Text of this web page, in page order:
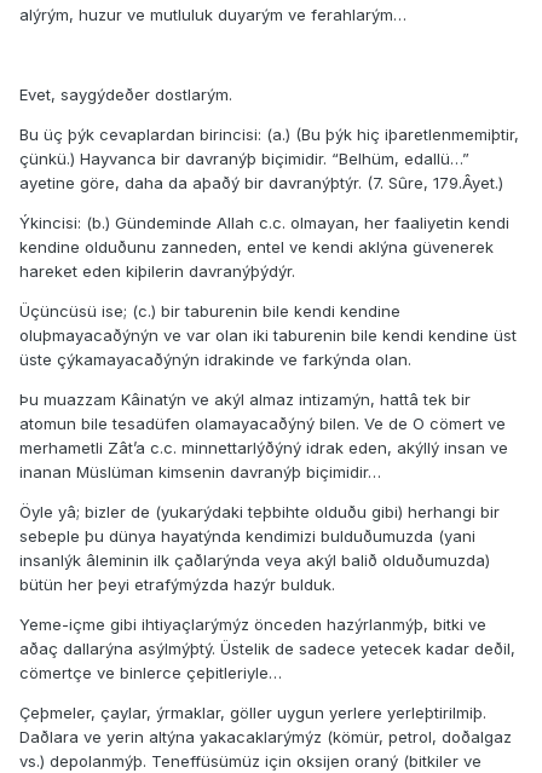
alýrým, huzur ve mutluluk duyarým ve ferahlarým…
Evet, saygýdeðer dostlarým.
Bu üç þýk cevaplardan birincisi: (a.) (Bu þýk hiç iþaretlenmemiþtir,
çünkü.) Hayvanca bir davranýþ biçimidir. “Belhüm, edallü…”
ayetine göre, daha da aþaðý bir davranýþtýr. (7. Sûre, 179.Âyet.)
Ýkincisi: (b.) Gündeminde Allah c.c. olmayan, her faaliyetin kendi
kendine olduðunu zanneden, entel ve kendi aklýna güvenerek
hareket eden kiþilerin davranýþýdýr.
Üçüncüsü ise; (c.) bir taburenin bile kendi kendine
oluþmayacaðýnýn ve var olan iki taburenin bile kendi kendine üst
üste çýkamayacaðýnýn idrakinde ve farkýnda olan.
Þu muazzam Kâinatýn ve akýl almaz intizamýn, hattâ tek bir
atomun bile tesadüfen olamayacaðýný bilen. Ve de O cömert ve
merhametli Zât’a c.c. minnettarlýðýný idrak eden, akýllý insan ve
inanan Müslüman kimsenin davranýþ biçimidir…
Öyle yâ; bizler de (yukarýdaki teþbihte olduðu gibi) herhangi bir
sebeple þu dünya hayatýnda kendimizi bulduðumuzda (yani
insanlýk âleminin ilk çaðlarýnda veya akýl balið olduðumuzda)
bütün her þeyi etrafýmýzda hazýr bulduk.
Yeme-içme gibi ihtiyaçlarýmýz önceden hazýrlanmýþ, bitki ve
aðaç dallarýna asýlmýþtý. Üstelik de sadece yetecek kadar deðil,
cömertçe ve binlerce çeþitleriyle…
Çeþmeler, çaylar, ýrmaklar, göller uygun yerlere yerleþtirilmiþ.
Daðlara ve yerin altýna yakacaklarýmýz (kömür, petrol, doðalgaz
vs.) depolanmýþ. Teneffüsümüz için oksijen oraný (bitkiler ve